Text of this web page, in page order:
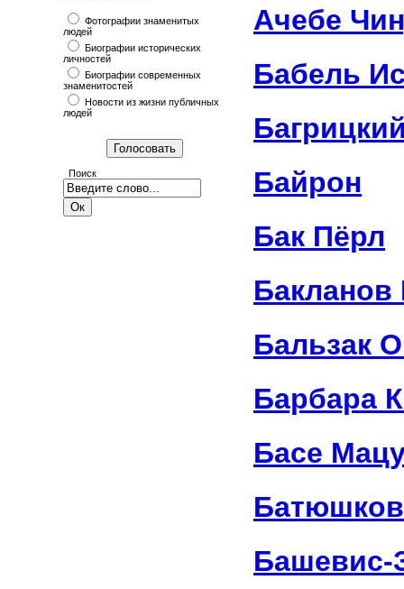
Фотографии знаменитых
людей
Биографии исторических
личностей
Биографии современных
знаменитостей
Новости из жизни публичных
людей
Поиск
Ачебе
Бабель
Байрон
Бак Пёрл
Бакланов
Бальзак
Барбара
Басе
Башевис-